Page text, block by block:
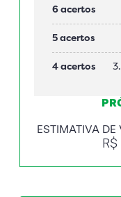
6 acertos
5 acertos
4 acertos
ESTIMATIVA DE